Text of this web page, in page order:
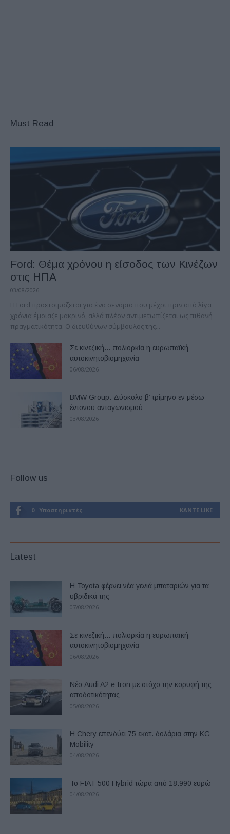
Must Read
Ford: Θέμα χρόνου η είσοδος των Κινέζων
στις ΗΠΑ
03/08/2026
Η Ford προετοιμάζεται για ένα σενάριο που μέχρι πριν από λίγα
χρόνια έμοιαζε μακρινό, αλλά πλέον αντιμετωπίζεται ως πιθανή
πραγματικότητα. Ο διευθύνων σύμβουλος της...
Σε κινεζική… πολιορκία η ευρωπαϊκή
αυτοκινητοβιομηχανία
06/08/2026
BMW Group: Δύσκολο β’ τρίμηνο εν μέσω
έντονου ανταγωνισμού
03/08/2026
Follow us
0 Υποστηρικτές ΚΆΝΤΕ LIKE
Latest
Η Toyota φέρνει νέα γενιά μπαταριών για τα
υβριδικά της
07/08/2026
Σε κινεζική… πολιορκία η ευρωπαϊκή
αυτοκινητοβιομηχανία
06/08/2026
Νέο Audi A2 e-tron με στόχο την κορυφή της
αποδοτικότητας
05/08/2026
Η Chery επενδύει 75 εκατ. δολάρια στην KG
Mobility
04/08/2026
Το FIAT 500 Hybrid τώρα από 18.990 ευρώ
04/08/2026